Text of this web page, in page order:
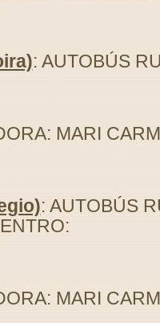
: AUTOBÚS
MARI
: AUTOBÚS
MARI